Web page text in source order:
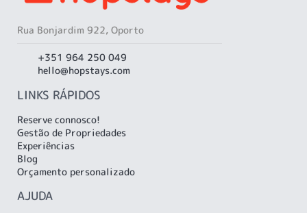
Rua Bonjardim 922, Oporto
+351 964 250 049
hello@hopstays.com
LINKS RÁPIDOS
Reserve connosco!
Gestão de Propriedades
Experiências
Blog
Orçamento personalizado
AJUDA